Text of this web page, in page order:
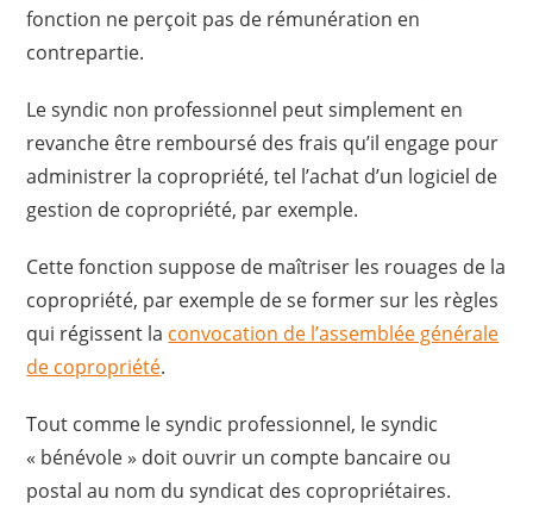
fonction ne perçoit pas de rémunération en
contrepartie.
Le syndic non professionnel peut simplement en
revanche être remboursé des frais qu’il engage pour
administrer la copropriété, tel l’achat d’un logiciel de
gestion de copropriété, par exemple.
Cette fonction suppose de maîtriser les rouages de la
copropriété, par exemple de se former sur les règles
qui régissent la convocation de l’assemblée générale
de copropriété.
Tout comme le syndic professionnel, le syndic
« bénévole » doit ouvrir un compte bancaire ou
postal au nom du syndicat des copropriétaires.